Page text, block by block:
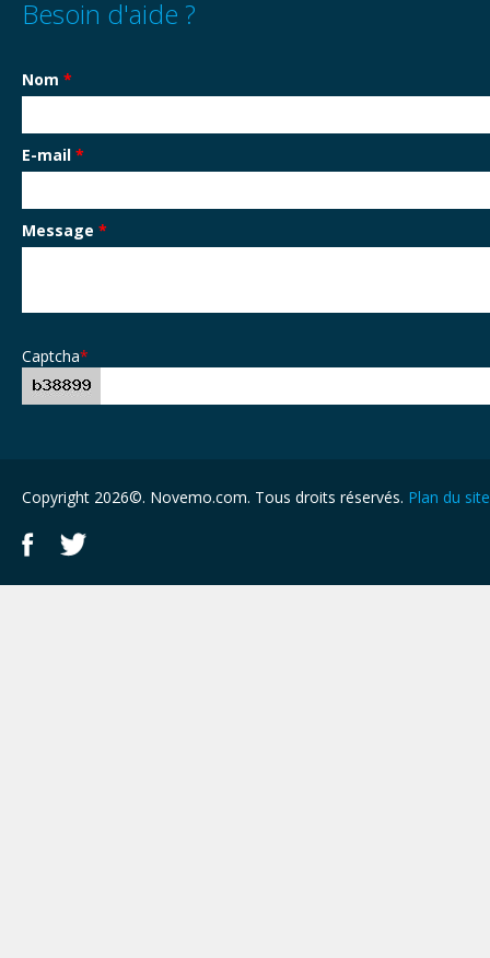
Besoin d'aide ?
Nom *
E-mail *
Message *
Captcha*
Copyright 2026©. Novemo.com. Tous droits réservés. Plan du site